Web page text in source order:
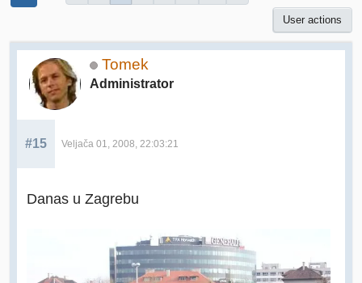
User actions
Tomek
Administrator
#15 Veljača 01, 2008, 22:03:21
Danas u Zagrebu